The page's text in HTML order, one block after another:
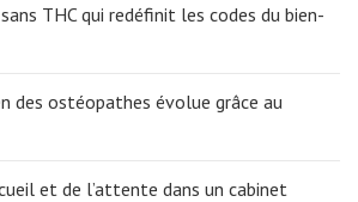
THC qui redéfinit les codes du bien-
des ostéopathes évolue grâce au
et de l’attente dans un cabinet